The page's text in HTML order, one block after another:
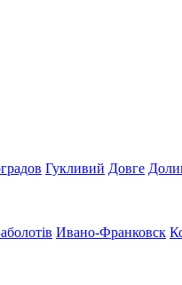
Гукливий Довге
Ивано-Франковск